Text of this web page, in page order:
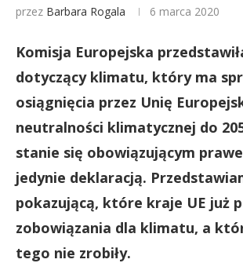
przez Barbara Rogala 6 marca 2020
Komisja Europejska
dotyczący klimatu, który ma
osiągnięcia przez Unię
neutralności klimatycznej do
stanie się obowiązującym
jedynie deklaracją.
pokazującą, które kraje UE już
zobowiązania dla klimatu, a
tego nie zrobiły.